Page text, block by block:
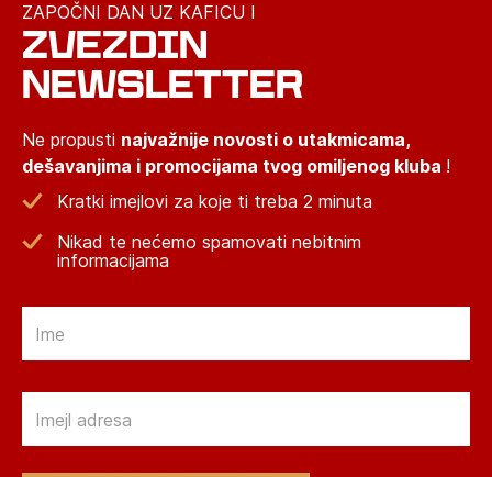
ZAPOČNI DAN UZ KAFICU I
ZVEZDIN
NEWSLETTER
Ne propusti najvažnije novosti o utakmicama,
dešavanjima i promocijama tvog omiljenog kluba !
Kratki imejlovi za koje ti treba 2 minuta
Nikad te nećemo spamovati nebitnim
informacijama